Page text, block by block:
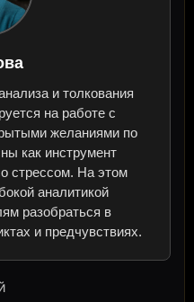
и толкования
на работе с
желаниями по
как инструмент
стрессом. На этом
аналитикой
разобраться в
и предчувствиях.